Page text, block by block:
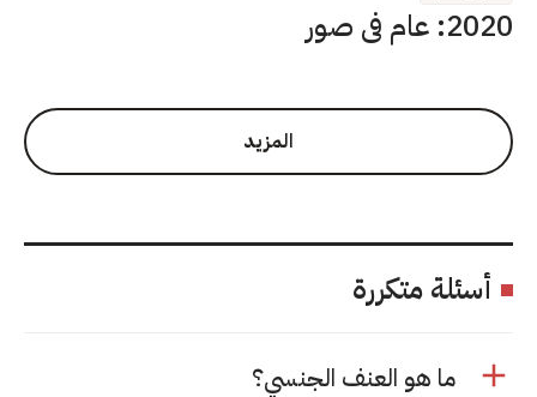
2020: عام في صور
المزيد
أسئلة متكررة
ما هو العنف الجنسي؟